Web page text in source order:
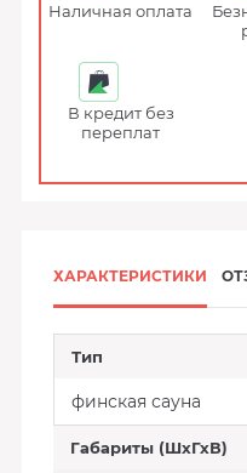
Наличная оплата
В кредит без
переплат
ХАРАКТЕРИСТИКИ
Тип
финская сауна
Габариты (ШхГхВ)